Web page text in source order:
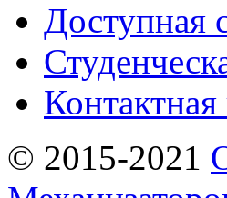
Доступная
© 2015-2021